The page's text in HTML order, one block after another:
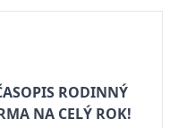
RODINNÝ
NA CELÝ ROK!